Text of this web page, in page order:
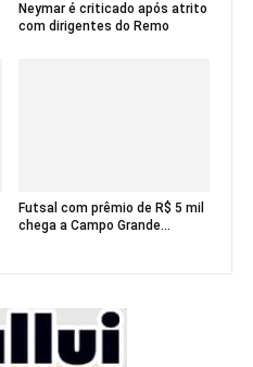
Neymar é criticado após atrito
com dirigentes do Remo
Futsal com prêmio de R$ 5 mil
chega a Campo Grande...